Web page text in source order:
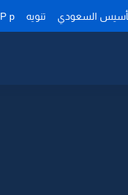
السعودي تنويه P p